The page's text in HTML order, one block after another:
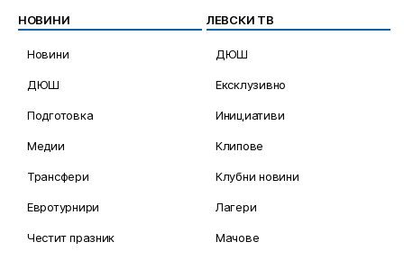
НОВИНИ
Новини
ДЮШ
Подготовка
Медии
Трансфери
Евротурнири
Честит празник
ЛЕВСКИ ТВ
ДЮШ
Ексклузивно
Инициативи
Клипове
Клубни новини
Лагери
Мачове